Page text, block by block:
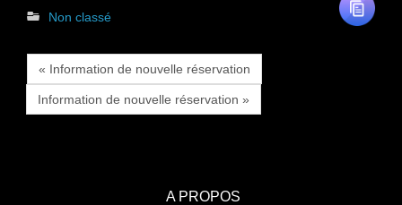
Non classé
« Information de nouvelle réservation
Information de nouvelle réservation »
A PROPOS